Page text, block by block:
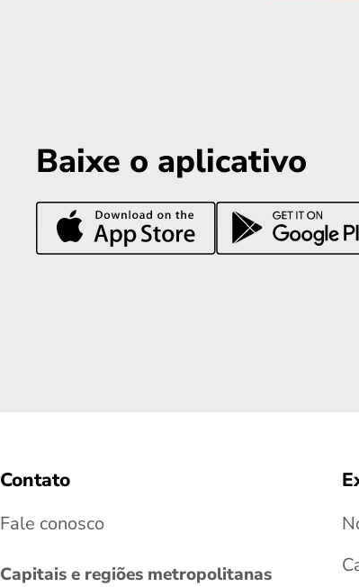
Baixe o aplicativo
Contato
Fale conosco
Capitais e regiões metropolitanas